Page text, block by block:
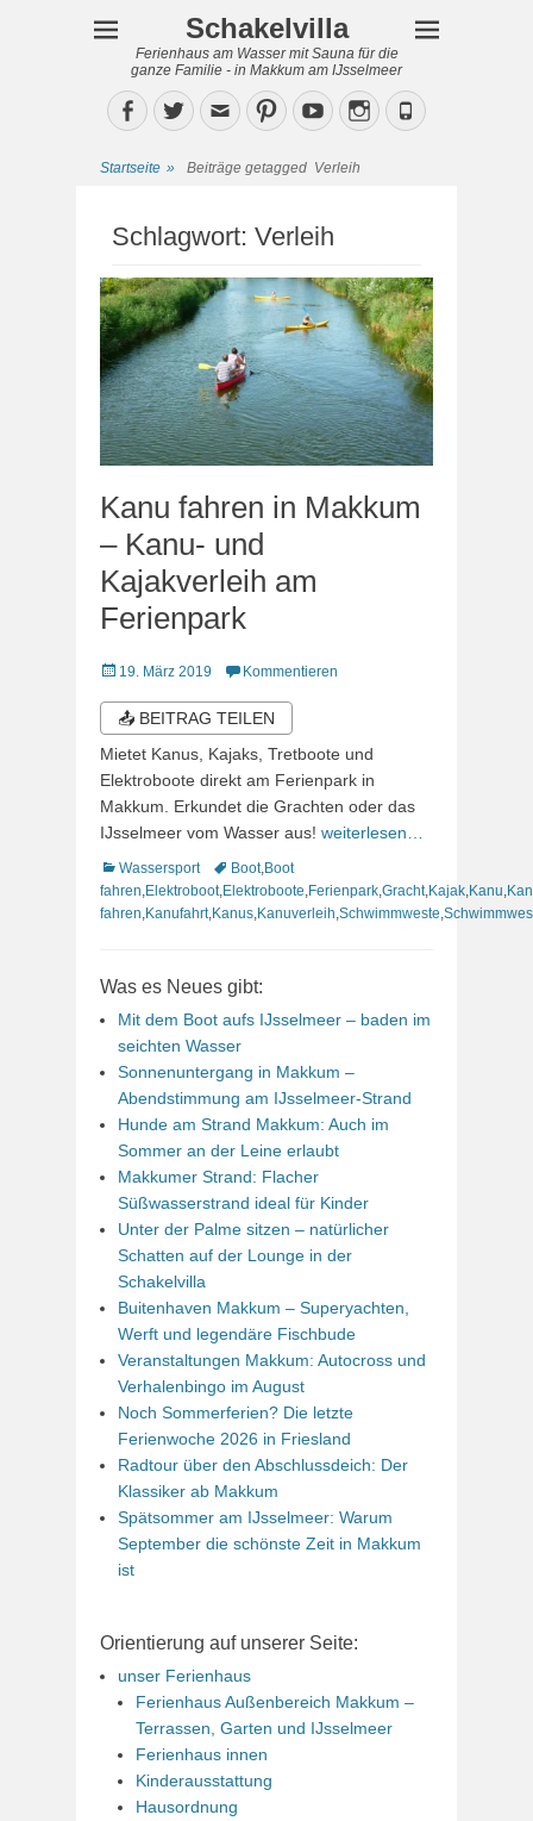
Schakelvilla
Ferienhaus am Wasser mit Sauna für die
ganze Familie - in Makkum am IJsselmeer
Facebook
TwitterEmailPinterestYouTubeInstagram
Phone
Startseite » Beiträge getagged Verleih
Schlagwort: Verleih
Kanu fahren in Makkum
– Kanu- und
Kajakverleih am
Ferienpark
Veröffentlicht
19. März 2019 Kommentieren
📤 BEITRAG TEILEN
Mietet Kanus, Kajaks, Tretboote und
Elektroboote direkt am Ferienpark in
Makkum. Erkundet die Grachten oder das
IJsselmeer vom Wasser aus! weiterlesen…
Kategorien
Wassersport Schlagworte
Boot, Boot
fahren Elektroboot, Elektroboote Ferienpark Gracht, Kajak Kanu
fahren Kanufahrt, Kanus Kanuverleih Schwimmweste
Was es Neues gibt:
Mit dem Boot aufs IJsselmeer – baden im
seichten Wasser
Sonnenuntergang in Makkum –
Abendstimmung am IJsselmeer-Strand
Hunde am Strand Makkum: Auch im
Sommer an der Leine erlaubt
Makkumer Strand: Flacher
Süßwasserstrand ideal für Kinder
Unter der Palme sitzen – natürlicher
Schatten auf der Lounge in der
Schakelvilla
Buitenhaven Makkum – Superyachten,
Werft und legendäre Fischbude
Veranstaltungen Makkum: Autocross und
Verhalenbingo im August
Noch Sommerferien? Die letzte
Ferienwoche 2026 in Friesland
Radtour über den Abschlussdeich: Der
Klassiker ab Makkum
Spätsommer am IJsselmeer: Warum
September die schönste Zeit in Makkum
ist
Orientierung auf unserer Seite:
unser Ferienhaus
Ferienhaus Außenbereich Makkum –
Terrassen, Garten und IJsselmeer
Ferienhaus innen
Kinderausstattung
Hausordnung